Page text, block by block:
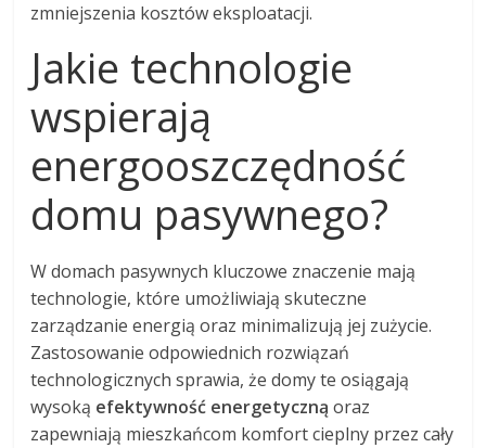
zmniejszenia kosztów eksploatacji.
Jakie technologie
wspierają
energooszczędność
domu pasywnego?
W domach pasywnych kluczowe znaczenie mają
technologie, które umożliwiają skuteczne
zarządzanie energią oraz minimalizują jej zużycie.
Zastosowanie odpowiednich rozwiązań
technologicznych sprawia, że domy te osiągają
wysoką efektywność energetyczną oraz
zapewniają mieszkańcom komfort cieplny przez cały